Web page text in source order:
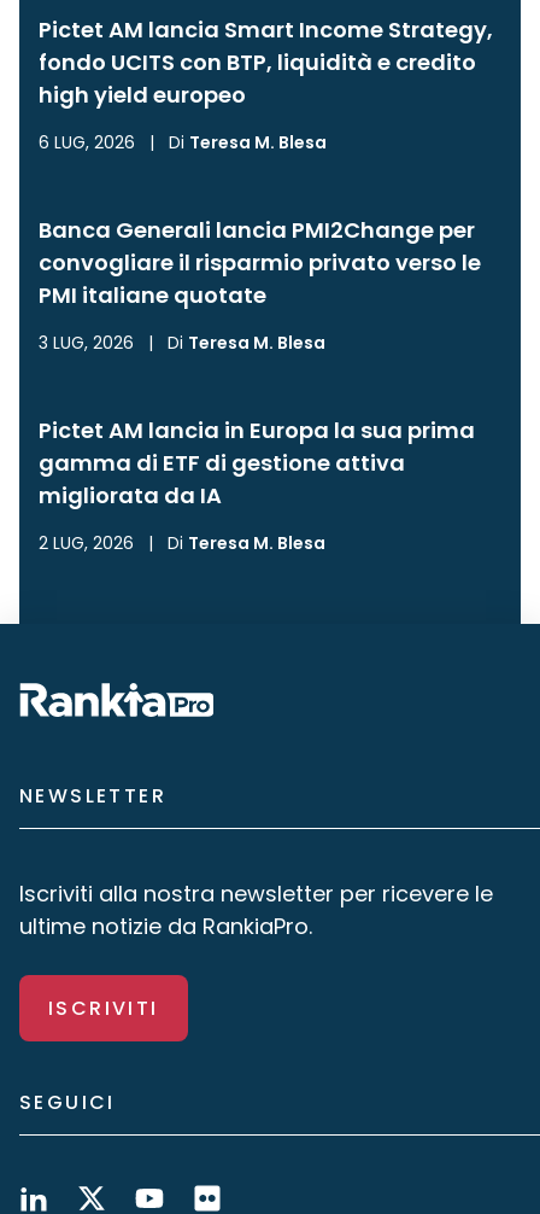
Pictet AM lancia Smart Income Strategy,
fondo UCITS con BTP, liquidità e credito
high yield europeo
6 LUG, 2026 | Di Teresa M. Blesa
Banca Generali lancia PMI2Change per
convogliare il risparmio privato verso le
PMI italiane quotate
3 LUG, 2026 | Di Teresa M. Blesa
Pictet AM lancia in Europa la sua prima
gamma di ETF di gestione attiva
migliorata da IA
2 LUG, 2026 | Di Teresa M. Blesa
NEWSLETTER
Iscriviti alla nostra newsletter per ricevere le
ultime notizie da RankiaPro.
ISCRIVITI
SEGUICI